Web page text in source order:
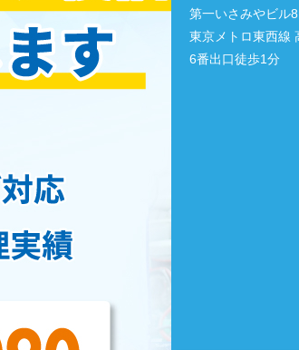
第一いさみやビル
東京メトロ東西線
6番出口徒歩1分